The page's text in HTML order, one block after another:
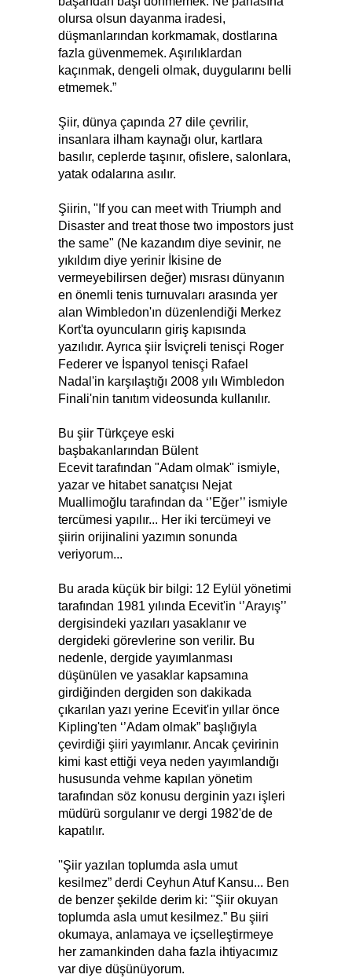
olursa olsun dayanma iradesi,
düşmanlarından korkmamak, dostlarına
fazla güvenmemek. Aşırılıklardan
kaçınmak, dengeli olmak, duygularını belli
etmemek.”
Şiir, dünya çapında 27 dile çevrilir,
insanlara ilham kaynağı olur, kartlara
basılır, ceplerde taşınır, ofislere, salonlara,
yatak odalarına asılır.
Şiirin, "If you can meet with Triumph and
Disaster and treat those two impostors just
the same" (Ne kazandım diye sevinir, ne
yıkıldım diye yerinir İkisine de
vermeyebilirsen değer) mısrası dünyanın
en önemli tenis turnuvaları arasında yer
alan Wimbledon'ın düzenlendiği Merkez
Kort'ta oyuncuların giriş kapısında
yazılıdır. Ayrıca şiir İsviçreli tenisçi Roger
Federer ve İspanyol tenisçi Rafael
Nadal'in karşılaştığı 2008 yılı Wimbledon
Finali'nin tanıtım videosunda kullanılır.
Bu şiir Türkçeye eski
başbakanlarından Bülent
Ecevit tarafından "Adam olmak" ismiyle,
yazar ve hitabet sanatçısı Nejat
Muallimoğlu tarafından da ‘’Eğer’’ ismiyle
tercümesi yapılır... Her iki tercümeyi ve
şiirin orijinalini yazımın sonunda
veriyorum...
Bu arada küçük bir bilgi: 12 Eylül yönetimi
tarafından 1981 yılında Ecevit'in ‘’Arayış’’
dergisindeki yazıları yasaklanır ve
dergideki görevlerine son verilir. Bu
nedenle, dergide yayımlanması
düşünülen ve yasaklar kapsamına
girdiğinden dergiden son dakikada
çıkarılan yazı yerine Ecevit'in yıllar önce
Kipling'ten ‘’Adam olmak” başlığıyla
çevirdiği şiiri yayımlanır. Ancak çevirinin
kimi kast ettiği veya neden yayımlandığı
hususunda vehme kapılan yönetim
tarafından söz konusu derginin yazı işleri
müdürü sorgulanır ve dergi 1982'de de
kapatılır.
''Şiir yazılan toplumda asla umut
kesilmez” derdi Ceyhun Atuf Kansu... Ben
de benzer şekilde derim ki: ''Şiir okuyan
toplumda asla umut kesilmez.” Bu şiiri
okumaya, anlamaya ve içselleştirmeye
her zamankinden daha fazla ihtiyacımız
var diye düşünüyorum.